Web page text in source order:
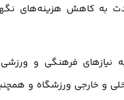
به کاهش هزینه‌های
نیازهای فرهنگی و
و خارجی ورزشگاه و